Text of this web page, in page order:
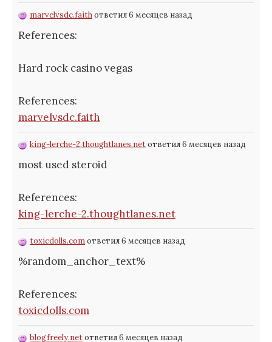
marvelvsdc.faithответил 6 месяцев назад
References:
Hard rock casino vegas
References:
marvelvsdc.faith
king-lerche-2.thoughtlanes.netответил 6 месяцев назад
most used steroid
References:
king-lerche-2.thoughtlanes.net
toxicdolls.comответил 6 месяцев назад
%random_anchor_text%
References:
toxicdolls.com
blogfreely.netответил 6 месяцев назад